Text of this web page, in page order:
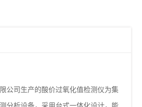
司生产的酸价过氧化值检测仪为集